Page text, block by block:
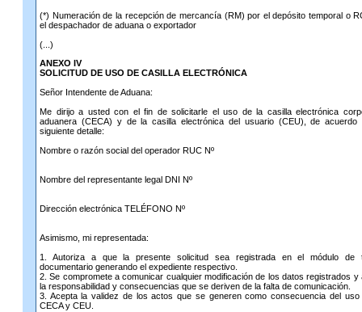
(*) Numeración de la recepción de mercancía (RM) por el depósito temporal o
el despachador de aduana o exportador
(...)
ANEXO IV
SOLICITUD DE USO DE CASILLA ELECTRÓNICA
Señor Intendente de Aduana:
Me dirijo a usted con el fin de solicitarle el uso de la casilla electrónica
aduanera (CECA) y de la casilla electrónica del usuario (CEU), de acuerdo
siguiente detalle:
Nombre o razón social del operador RUC Nº
Nombre del representante legal DNI Nº
Dirección electrónica TELÉFONO Nº
Asimismo, mi representada:
1. Autoriza a que la presente solicitud sea registrada en el módulo de
documentario generando el expediente respectivo.
2. Se compromete a comunicar cualquier modificación de los datos registrados y
la responsabilidad y consecuencias que se deriven de la falta de comunicación.
3. Acepta la validez de los actos que se generen como consecuencia del
CECA y CEU.